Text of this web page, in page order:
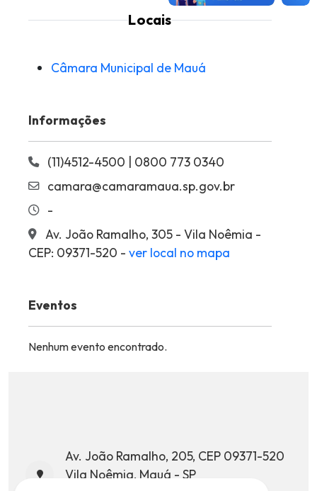
Locais
Câmara Municipal de Mauá
Informações
(11)4512-4500 | 0800 773 0340
camara@camaramaua.sp.gov.br
-
Av. João Ramalho, 305 - Vila Noêmia -
CEP: 09371-520 - ver local no mapa
Eventos
Nenhum evento encontrado.
Av. João Ramalho, 205, CEP 09371-520
Vila Noêmia, Mauá - SP